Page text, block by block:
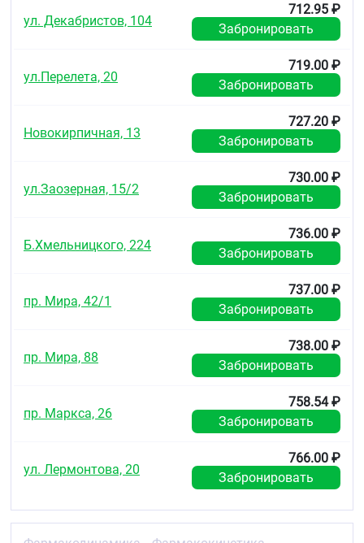
ул. Декабристов, 104
712.95 ₽
Забронировать
ул.Перелета, 20
719.00 ₽
Забронировать
Новокирпичная, 13
727.20 ₽
Забронировать
ул.Заозерная, 15/2
730.00 ₽
Забронировать
Б.Хмельницкого, 224
736.00 ₽
Забронировать
пр. Мира, 42/1
737.00 ₽
Забронировать
пр. Мира, 88
738.00 ₽
Забронировать
пр. Маркса, 26
758.54 ₽
Забронировать
ул. Лермонтова, 20
766.00 ₽
Забронировать